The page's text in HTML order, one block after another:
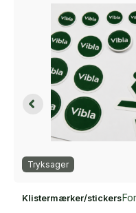
Tryksager
Klistermærker/stickers